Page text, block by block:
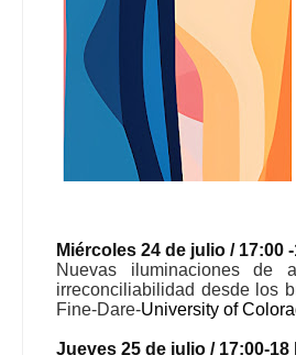
Miércoles 24 de julio / 17:00
Nuevas iluminaciones de
irreconciliabilidad desde los
Fine-Dare-University of
Jueves 25 de julio / 17:00-18